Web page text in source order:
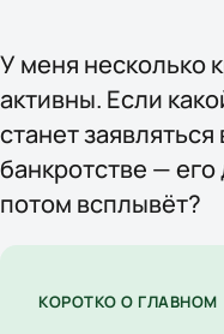
У меня несколько
активны. Если
станет
банкротстве —
потом всплывёт?
КОРОТКО О ГЛАВНОМ